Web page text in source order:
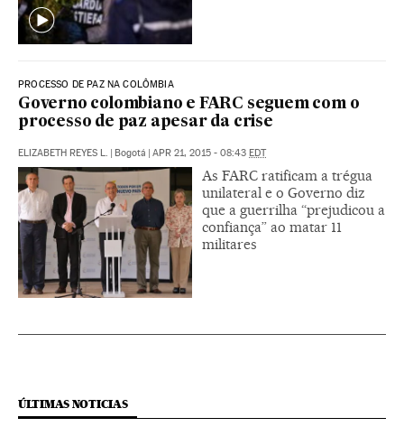
PROCESSO DE PAZ NA COLÔMBIA
Governo colombiano e FARC seguem com o
processo de paz apesar da crise
ELIZABETH REYES L. | Bogotá | APR 21, 2015 - 08:43 EDT
As FARC ratificam a trégua
unilateral e o Governo diz
que a guerrilha “prejudicou a
confiança” ao matar 11
militares
ÚLTIMAS NOTICIAS